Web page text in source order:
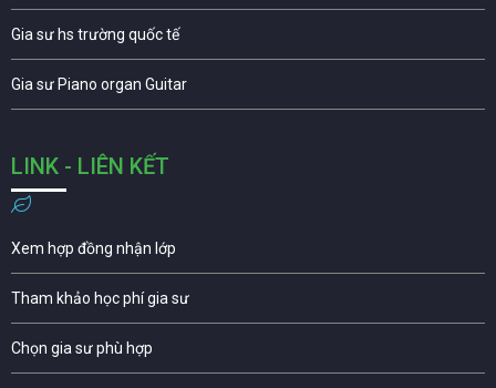
Gia sư hs trường quốc tế
Gia sư Piano organ Guitar
LINK - LIÊN KẾT
Xem hợp đồng nhận lớp
Tham khảo học phí gia sư
Chọn gia sư phù hợp